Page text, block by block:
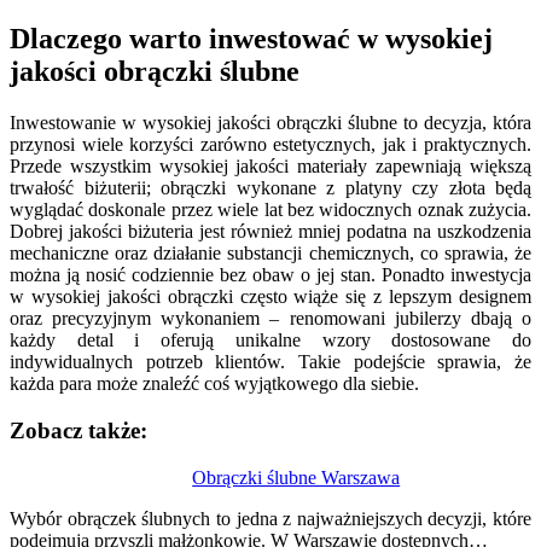
Dlaczego warto inwestować w wysokiej
jakości obrączki ślubne
Inwestowanie w wysokiej jakości obrączki ślubne to decyzja, która
przynosi wiele korzyści zarówno estetycznych, jak i praktycznych.
Przede wszystkim wysokiej jakości materiały zapewniają większą
trwałość biżuterii; obrączki wykonane z platyny czy złota będą
wyglądać doskonale przez wiele lat bez widocznych oznak zużycia.
Dobrej jakości biżuteria jest również mniej podatna na uszkodzenia
mechaniczne oraz działanie substancji chemicznych, co sprawia, że
można ją nosić codziennie bez obaw o jej stan. Ponadto inwestycja
w wysokiej jakości obrączki często wiąże się z lepszym designem
oraz precyzyjnym wykonaniem – renomowani jubilerzy dbają o
każdy detal i oferują unikalne wzory dostosowane do
indywidualnych potrzeb klientów. Takie podejście sprawia, że
każda para może znaleźć coś wyjątkowego dla siebie.
Zobacz także:
Obrączki ślubne Warszawa
Wybór obrączek ślubnych to jedna z najważniejszych decyzji, które
podejmują przyszli małżonkowie. W Warszawie dostępnych…
wpisu